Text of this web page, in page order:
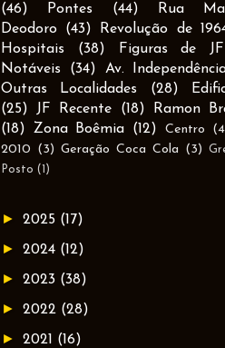
(46)
Pontes (44)
Rua
Deodoro
(43) Revolução de
Hospitais
(38) Figuras de JF
Notáveis
(34) Av.
Outras Localidades
(28)
(25)
JF Recente (18)
Ramon
(18)
Zona Boêmia (12) Centro
2010 (3) Geração Coca Cola (3)
Posto (1)
► 2025 (17)
► 2024 (12)
► 2023 (38)
► 2022 (28)
► 2021 (16)